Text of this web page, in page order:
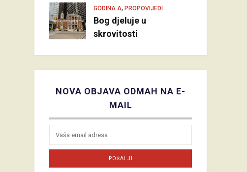
GODINA A, PROPOVIJEDI
Bog djeluje u
skrovitosti
NOVA OBJAVA ODMAH NA E-
MAIL